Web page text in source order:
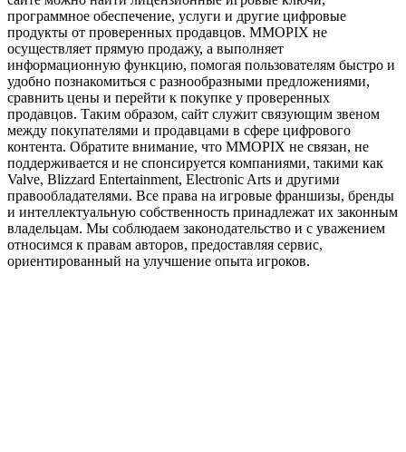
программное обеспечение, услуги и другие цифровые
продукты от проверенных продавцов. MMOPIX не
осуществляет прямую продажу, а выполняет
информационную функцию, помогая пользователям быстро и
удобно познакомиться с разнообразными предложениями,
сравнить цены и перейти к покупке у проверенных
продавцов. Таким образом, сайт служит связующим звеном
между покупателями и продавцами в сфере цифрового
контента. Обратите внимание, что MMOPIX не связан, не
поддерживается и не спонсируется компаниями, такими как
Valve, Blizzard Entertainment, Electronic Arts и другими
правообладателями. Все права на игровые франшизы, бренды
и интеллектуальную собственность принадлежат их законным
владельцам. Мы соблюдаем законодательство и с уважением
относимся к правам авторов, предоставляя сервис,
ориентированный на улучшение опыта игроков.